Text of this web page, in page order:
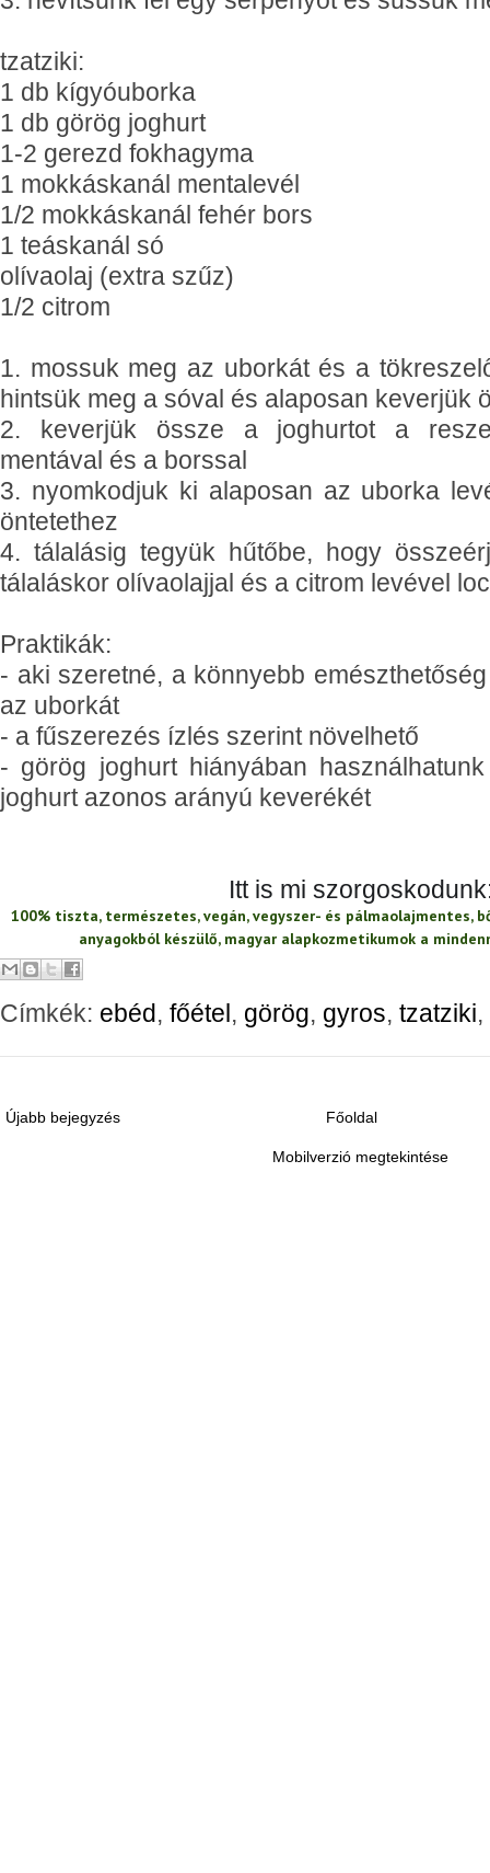
tzatziki:
1 db kígyóuborka
1 db görög joghurt
1-2 gerezd fokhagyma
1 mokkáskanál mentalevél
1/2 mokkáskanál fehér bors
1 teáskanál só
olívaolaj (extra szűz)
1/2 citrom
1. mossuk meg az uborkát és a
hintsük meg a sóval és alaposan keverjük
2. keverjük össze a joghurtot a
mentával és a borssal
3. nyomkodjuk ki alaposan az uborka
öntetethez
4. tálalásig tegyük hűtőbe, hogy
tálaláskor olívaolajjal és a citrom levével
Praktikák:
- aki szeretné, a könnyebb
az uborkát
- a fűszerezés ízlés szerint növelhető
- görög joghurt hiányában
joghurt azonos arányú keverékét
Itt is mi
100% tiszta, természetes, vegán, vegyszer- és pálmaolajmentes,
anyagokból készülő, magyar alapkozmetikumok a
Címkék: ebéd, főétel, görög, gyros, tzatziki,
Újabb bejegyzés Főoldal
Mobilverzió megtekintése